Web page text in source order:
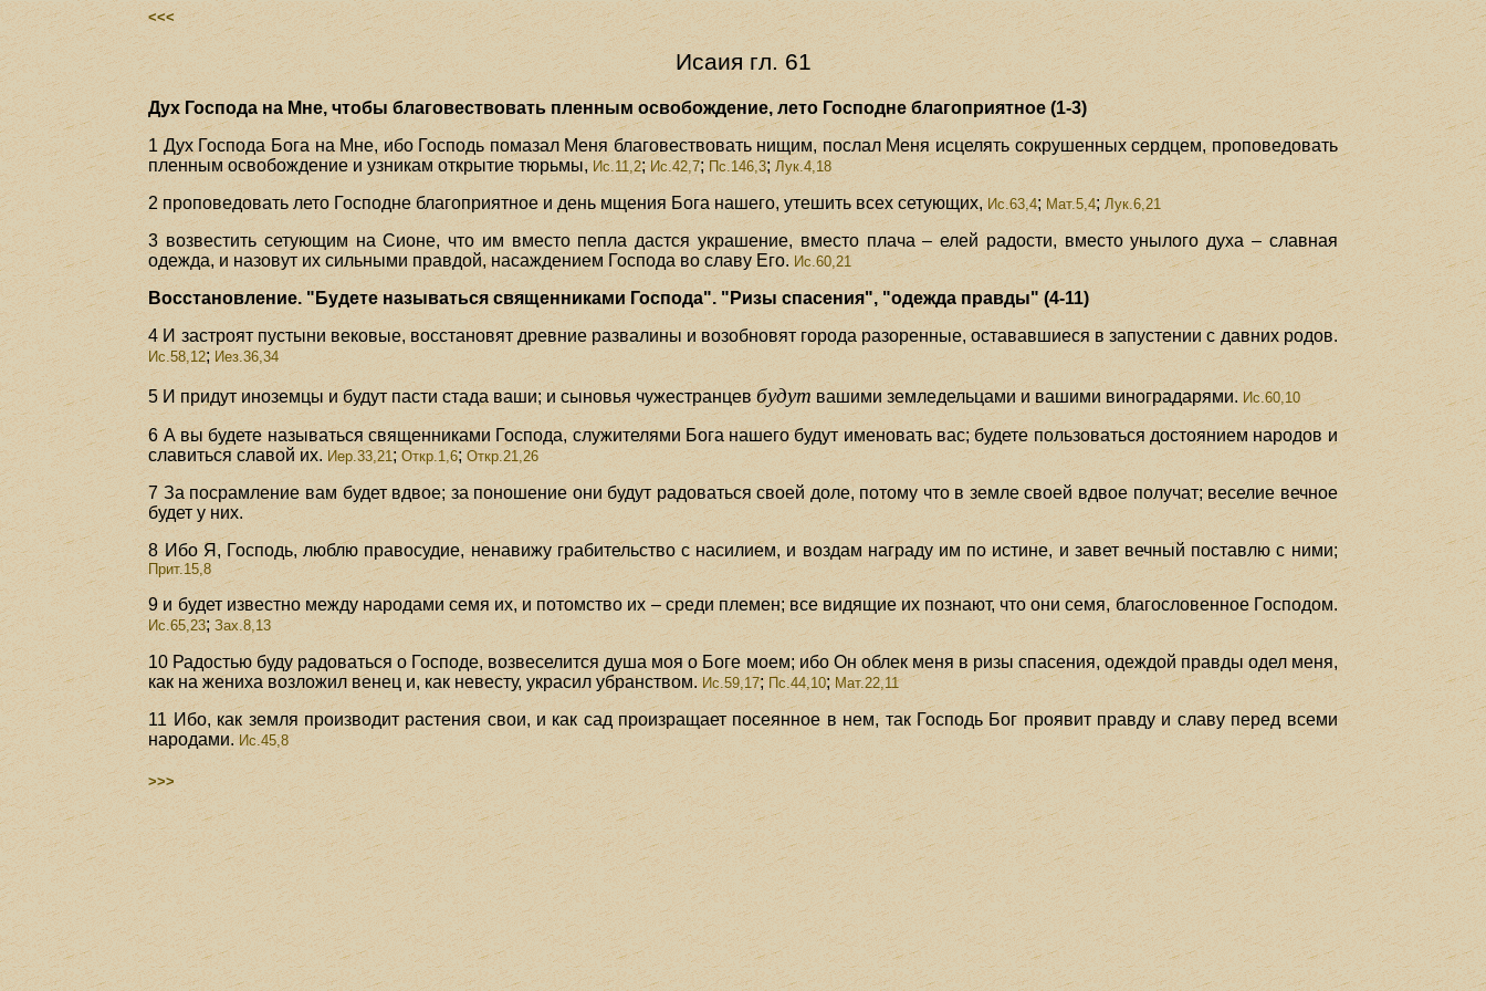
<<<
Исаия гл. 61
Дух Господа на Мне, чтобы благовествовать пленным освобождение, лето Господне благоприятное (1-3)
1 Дух Господа Бога на Мне, ибо Господь помазал Меня благовествовать нищим, послал Меня исцелять сокрушенных сердцем, проповедовать
пленным освобождение и узникам открытие тюрьмы, Ис.11,2; Ис.42,7; Пс.146,3; Лук.4,18
2 проповедовать лето Господне благоприятное и день мщения Бога нашего, утешить всех сетующих, Ис.63,4; Мат.5,4; Лук.6,21
3 возвестить сетующим на Сионе, что им вместо пепла дастся украшение, вместо плача – елей радости, вместо унылого духа – славная
одежда, и назовут их сильными правдой, насаждением Господа во славу Его. Ис.60,21
Восстановление. "Будете называться священниками Господа". "Ризы спасения", "одежда правды" (4-11)
4 И застроят пустыни вековые, восстановят древние развалины и возобновят города разоренные, остававшиеся в запустении с давних родов.
Ис.58,12; Иез.36,34
5 И придут иноземцы и будут пасти стада ваши; и сыновья чужестранцевбудут вашими земледельцами и вашими виноградарями. Ис.60,10
6 А вы будете называться священниками Господа, служителями Бога нашего будут именовать вас; будете пользоваться достоянием народов и
славиться славой их. Иер.33,21;Откр.1,6;Откр.21,26
7 За посрамление вам будет вдвое; за поношение они будут радоваться своей доле, потому что в земле своей вдвое получат; веселие вечное
будет у них.
8 Ибо Я, Господь, люблю правосудие, ненавижу грабительство с насилием, и воздам награду им по истине, и завет вечный поставлю с ними;
Прит.15,8
9 и будет известно между народами семя их, и потомство их – среди племен; все видящие их познают, что они семя, благословенное Господом.
Ис.65,23;Зах.8,13
10 Радостью буду радоваться о Господе, возвеселится душа моя о Боге моем; ибо Он облек меня в ризы спасения, одеждой правды одел меня,
как на жениха возложил венец и, как невесту, украсил убранством. Ис.59,17; Пс.44,10;Мат.22,11
11 Ибо, как земля производит растения свои, и как сад произращает посеянное в нем, так Господь Бог проявит правду и славу перед всеми
народами. Ис.45,8
>>>